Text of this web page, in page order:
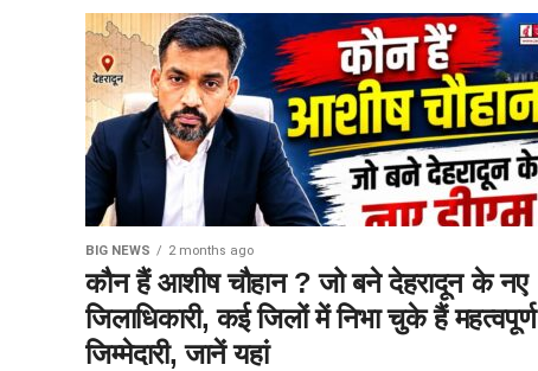
BIG NEWS 2 months ago
कौन हैं आशीष चौहान ? जो बने देहरादून के नए
जिलाधिकारी, कई जिलों में निभा चुके हैं महत्वपूर्ण
जिम्मेदारी, जानें यहां